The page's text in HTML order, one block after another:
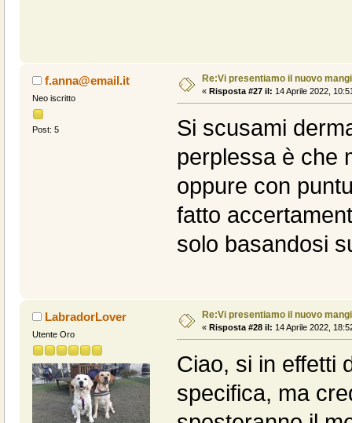
f.anna@email.it
Neo iscritto
Post: 5
Re:Vi presentiamo il nuovo
« Risposta #27 il: 14 Aprile 2022,
Si scusami
perplessa è che
oppure con
fatto
solo basandosi
LabradorLover
Utente Oro
Re:Vi presentiamo il nuovo
« Risposta #28 il: 14 Aprile 2022,
Ciao, si in effetti
specifica, ma